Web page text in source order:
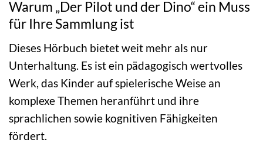
Warum „Der Pilot und der Dino“ ein Muss
für Ihre Sammlung ist
Dieses Hörbuch bietet weit mehr als nur
Unterhaltung. Es ist ein pädagogisch wertvolles
Werk, das Kinder auf spielerische Weise an
komplexe Themen heranführt und ihre
sprachlichen sowie kognitiven Fähigkeiten
fördert.